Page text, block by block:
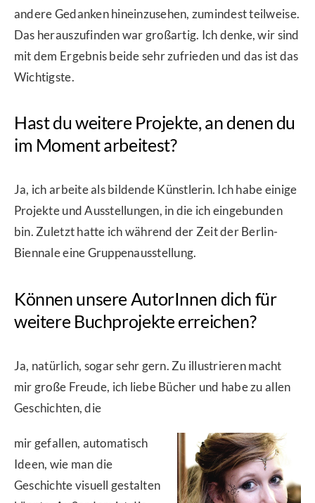
andere Gedanken hineinzusehen, zumindest teilweise.
Das herauszufinden war großartig. Ich denke, wir sind
mit dem Ergebnis beide sehr zufrieden und das ist das
Wichtigste.
Hast du weitere Projekte, an denen du
im Moment arbeitest?
Ja, ich arbeite als bildende Künstlerin. Ich habe einige
Projekte und Ausstellungen, in die ich eingebunden
bin. Zuletzt hatte ich während der Zeit der Berlin-
Biennale eine Gruppenausstellung.
Können unsere AutorInnen dich für
weitere Buchprojekte erreichen?
Ja, natürlich, sogar sehr gern. Zu illustrieren macht
mir große Freude, ich liebe Bücher und habe zu allen
Geschichten, die
mir gefallen, automatisch
Ideen, wie man die
Geschichte visuell gestalten